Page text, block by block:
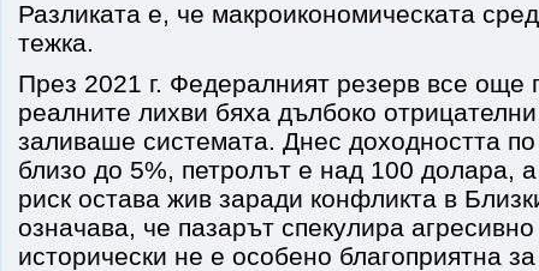
Разликата е, че макроикономическата
тежка.
През 2021 г. Федералният резерв все още
реалните лихви бяха дълбоко
заливаше системата. Днес доходността
близо до 5%, петролът е над 100 долара,
риск остава жив заради конфликта в
означава, че пазарът спекулира
исторически не е особено благоприятна